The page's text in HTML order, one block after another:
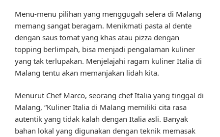
Menu-menu pilihan yang menggugah selera di Malang
memang sangat beragam. Menikmati pasta al dente
dengan saus tomat yang khas atau pizza dengan
topping berlimpah, bisa menjadi pengalaman kuliner
yang tak terlupakan. Menjelajahi ragam kuliner Italia di
Malang tentu akan memanjakan lidah kita.
Menurut Chef Marco, seorang chef Italia yang tinggal di
Malang, “Kuliner Italia di Malang memiliki cita rasa
autentik yang tidak kalah dengan Italia asli. Banyak
bahan lokal yang digunakan dengan teknik memasak